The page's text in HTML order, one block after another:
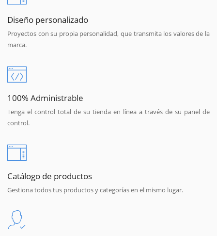
Diseño personalizado
Proyectos con su propia personalidad, que transmita los valores de la
marca.
100% Administrable
Tenga el control total de su tienda en línea a través de su panel de
control.
Catálogo de productos
Gestiona todos tus productos y categorías en el mismo lugar.